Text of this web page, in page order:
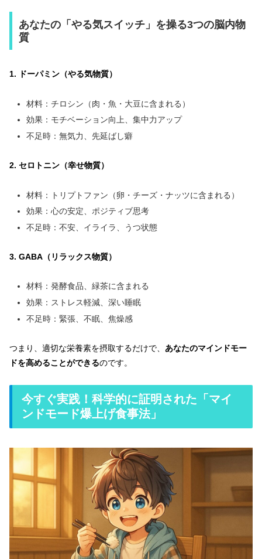
あなたの「やる気スイッチ」を操る3つの脳内物
質
1. ドーパミン（やる気物質）
材料：チロシン（肉・魚・大豆に含まれる）
効果：モチベーション向上、集中力アップ
不足時：無気力、先延ばし癖
2. セロトニン（幸せ物質）
材料：トリプトファン（卵・チーズ・ナッツに含まれる）
効果：心の安定、ポジティブ思考
不足時：不安、イライラ、うつ状態
3. GABA（リラックス物質）
材料：発酵食品、緑茶に含まれる
効果：ストレス軽減、深い睡眠
不足時：緊張、不眠、焦燥感
つまり、適切な栄養素を摂取するだけで、 あなたのマインドモー
ドを高めることができるのです。
今すぐ実践！科学的に証明された「マイ
ンドモード爆上げ食事法」